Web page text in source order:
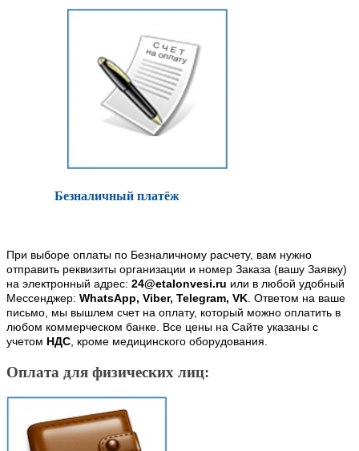
Безналичный платёж
При выборе оплаты по Безналичному расчету, вам нужно
отправить реквизиты организации и номер Заказа (вашу Заявку)
на электронный адрес: 24@etalonvesi.ru или в любой удобный
Мессенджер: WhatsApp, Viber, Telegram, VK. Ответом на ваше
письмо, мы вышлем счет на оплату, который можно оплатить в
любом коммерческом банке. Все цены на Сайте указаны с
учетом НДС, кроме медицинского оборудования.
Оплата для физических лиц: